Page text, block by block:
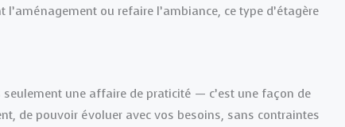
ou refaire l’ambiance, ce type d’étagère
une affaire de praticité — c’est une façon de
de pouvoir évoluer avec vos besoins, sans contraintes